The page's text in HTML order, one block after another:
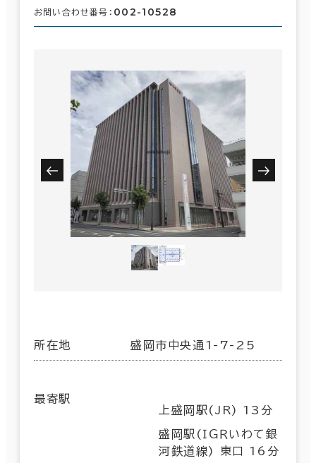
お問い合わせ番号： 002-10528
所在地 盛岡市中央通1-7-25
最寄駅
上盛岡駅(JR) 13分
盛岡駅(ＩＧＲいわて銀
河鉄道線) 東口 16分